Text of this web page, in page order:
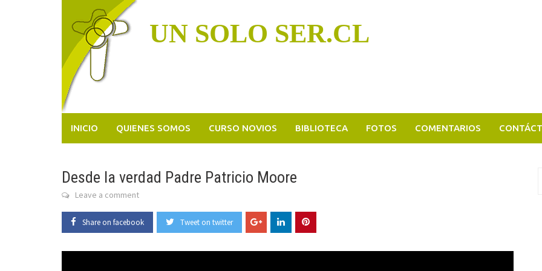
UN SOLO SER.CL
INICIO QUIENES SOMOS CURSO NOVIOS BIBLIOTECA FOTOS COMENTARIOS
Desde la verdad Padre Patricio Moore
Leave a comment
Share on facebook Tweet on twitter